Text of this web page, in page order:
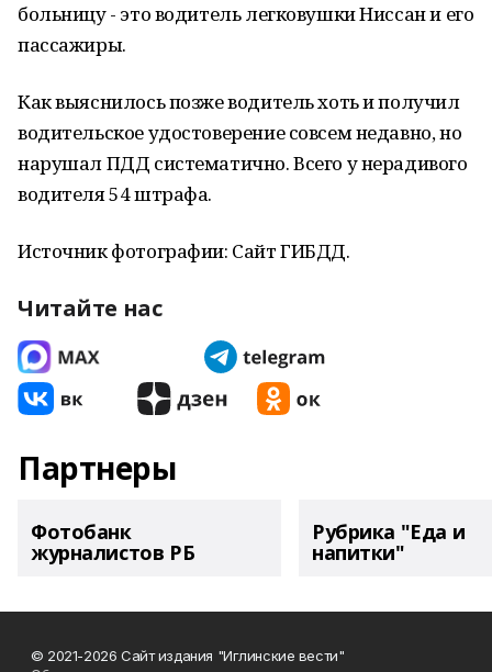
больницу - это водитель легковушки Ниссан и его
пассажиры.
Как выяснилось позже водитель хоть и получил
водительское удостоверение совсем недавно, но
нарушал ПДД систематично. Всего у нерадивого
водителя 54 штрафа.
Источник фотографии: Сайт ГИБДД.
Читайте нас
Партнеры
Фотобанк
журналистов РБ
Рубрика "Еда и
напитки"
© 2021-2026 Сайт издания "Иглинские вести"